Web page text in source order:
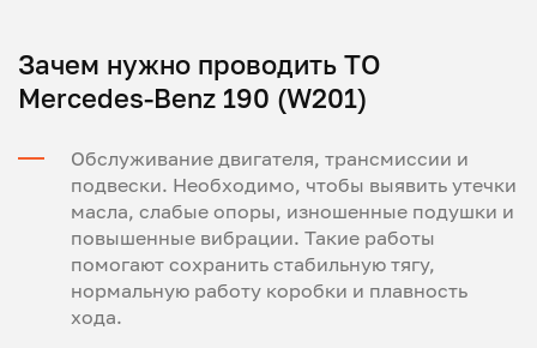
Зачем нужно проводить ТО
Mercedes-Benz 190 (W201)
Обслуживание двигателя, трансмиссии и
подвески. Необходимо, чтобы выявить утечки
масла, слабые опоры, изношенные подушки и
повышенные вибрации. Такие работы
помогают сохранить стабильную тягу,
нормальную работу коробки и плавность
хода.